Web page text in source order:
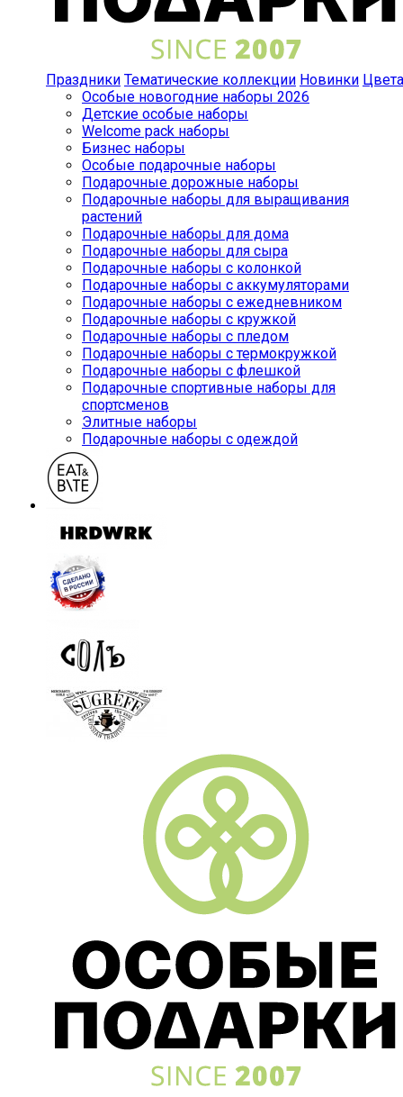
Праздники Тематические коллекции Новинки Цвета
Особые новогодние наборы 2026
Детские особые наборы
Welcome pack наборы
Бизнес наборы
Особые подарочные наборы
Подарочные дорожные наборы
Подарочные наборы для выращивания
растений
Подарочные наборы для дома
Подарочные наборы для сыра
Подарочные наборы с колонкой
Подарочные наборы с аккумуляторами
Подарочные наборы с ежедневником
Подарочные наборы с кружкой
Подарочные наборы с пледом
Подарочные наборы с термокружкой
Подарочные наборы с флешкой
Подарочные спортивные наборы для
спортсменов
Элитные наборы
Подарочные наборы с одеждой